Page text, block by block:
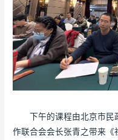
下午的课程由北京市民
作联合会会长张青之带来